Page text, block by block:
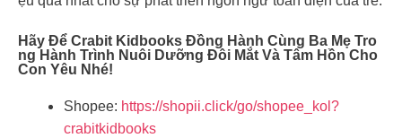
Hãy Để Crabit Kidbooks Đồng Hành Cùng Ba Mẹ Tro
Ng Hành Trình Nuôi Dưỡng Đôi Mắt Và Tâm Hồn Cho
Con Yêu Nhé!
Shopee: https://shopii.click/go/shopee_kol?
crabitkidbooks